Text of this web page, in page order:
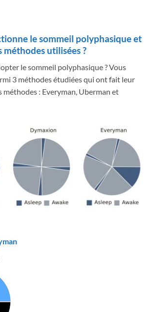
le sommeil polyphasique et
méthodes utilisées ?
le sommeil polyphasique ? Vous
3 méthodes étudiées qui ont fait leur
méthodes : Everyman, Uberman et